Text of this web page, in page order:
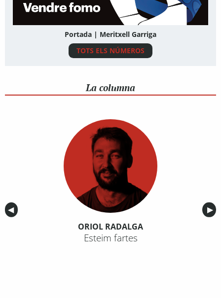
Portada | Meritxell Garriga
TOTS ELS NÚMEROS
La columna
Anterior
◀︎ ▶︎
ORIOL RADALGA
Esteim fartes